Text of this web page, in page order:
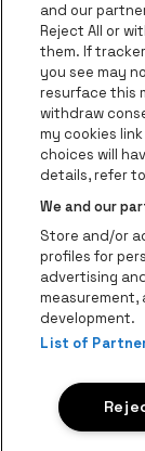
BTW
BNP Paribas
and our
Reject All or
them. If
you see may
resurface this
withdraw
my cookies
choices will
details, refer
We and our
Store and/or
profiles for
advertising
measurement,
development.
List of